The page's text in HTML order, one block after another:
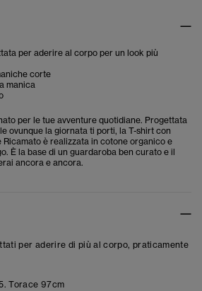
per aderire al corpo per un look più
corte
manica
per le tue avventure quotidiane. Progettata
ovunque la giornata ti porti, la T-shirt con
Ricamato è realizzata in cotone organico e
È la base di un guardaroba ben curato e il
ancora e ancora.
per aderire di più al corpo, praticamente
Torace 97cm